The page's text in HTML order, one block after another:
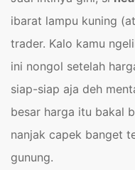
ibarat lampu kuning
trader. Kalo kamu
ini nongol setelah
siap-siap aja deh
besar harga itu bakal
nanjak capek banget
gunung.